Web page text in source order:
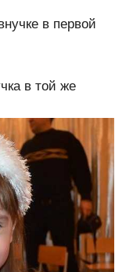
в первой
в той же